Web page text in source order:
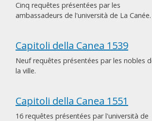
Cinq requêtes présentées par les
ambassadeurs de l'università de La Canée.
Capitoli della Canea 1539
Neuf requêtes présentées par les nobles
la ville.
Capitoli della Canea 1551
16 requêtes présentées par l'università de